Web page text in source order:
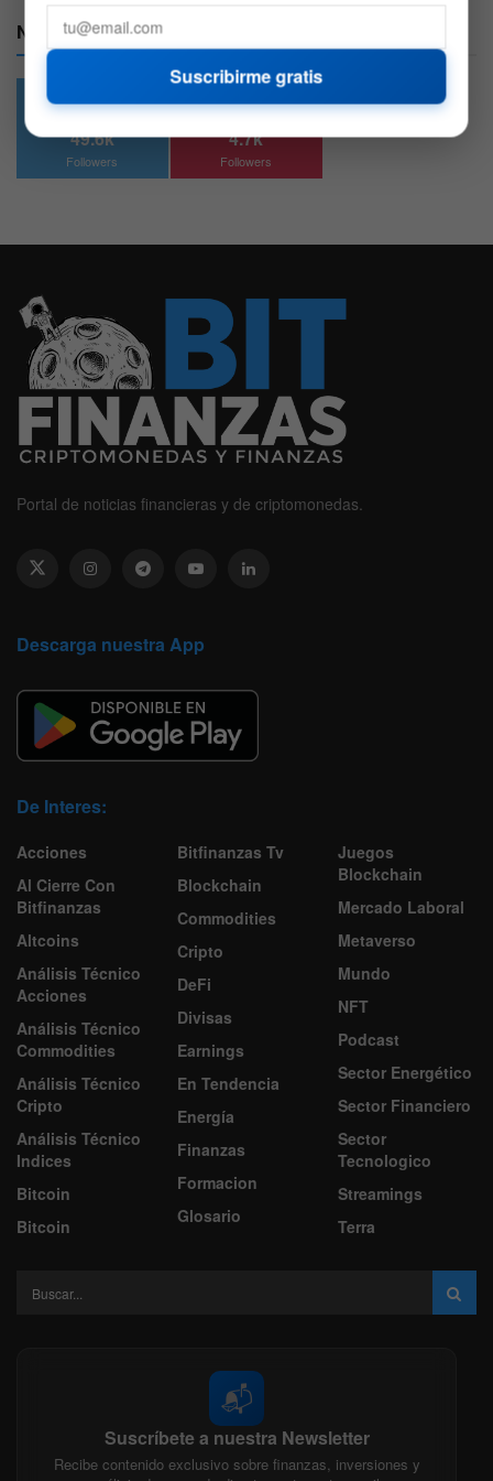
Nuestras Redes:
49.6k
Followers
4.7k
Followers
Portal de noticias financieras y de criptomonedas.
Descarga nuestra App
De Interes:
Acciones
Al Cierre Con
Bitfinanzas
Altcoins
Análisis Técnico
Acciones
Análisis Técnico
Commodities
Análisis Técnico
Cripto
Análisis Técnico
Indices
Bitcoin
Bitcoin
Bitfinanzas Tv
Blockchain
Commodities
Cripto
DeFi
Divisas
Earnings
En Tendencia
Energía
Finanzas
Formacion
Glosario
Juegos
Blockchain
Mercado Laboral
Metaverso
Mundo
NFT
Podcast
Sector Energético
Sector Financiero
Sector
Tecnologico
Streamings
Terra
📬
Suscríbete a nuestra Newsletter
Recibe contenido exclusivo sobre finanzas, inversiones y
Suscribirme gratis